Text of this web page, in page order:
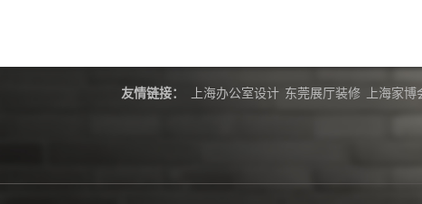
友情链接： 上海办公室设计 东莞展厅装修 上海家博